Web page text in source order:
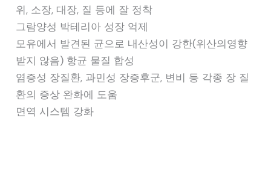
위, 소장, 대장, 질 등에 잘 정착
그람양성 박테리아 성장 억제
모유에서 발견된 균으로 내산성이 강한(위산의영향
받지 않음) 항균 물질 합성
염증성 장질환, 과민성 장증후군, 변비 등 각종 장 질
환의 증상 완화에 도움
면역 시스템 강화